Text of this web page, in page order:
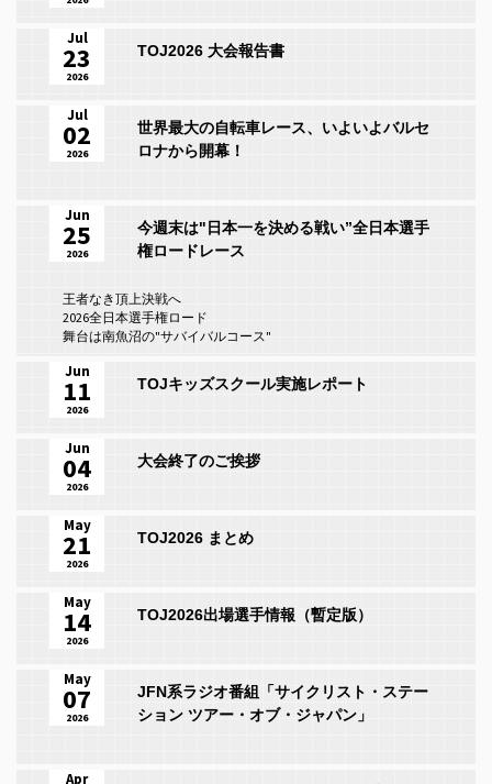
TOJ2026 大会報告書
Jul
23
2026
世界最大の自転車レース、いよいよバルセ
ロナから開幕！
Jul
02
2026
今週末は"日本一を決める戦い”全日本選手
権ロードレース
王者なき頂上決戦へ
2026全日本選手権ロード
舞台は南魚沼の"サバイバルコース"
Jun
25
2026
TOJキッズスクール実施レポート
Jun
11
2026
大会終了のご挨拶
Jun
04
2026
TOJ2026 まとめ
May
21
2026
TOJ2026出場選手情報（暫定版）
May
14
2026
JFN系ラジオ番組「サイクリスト・ステー
ション ツアー・オブ・ジャパン」
May
07
2026
Apr